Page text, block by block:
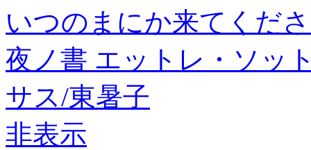
いつのまにか来てくだ
夜ノ書 エットレ・ソッ
サス/東暑子
非表示